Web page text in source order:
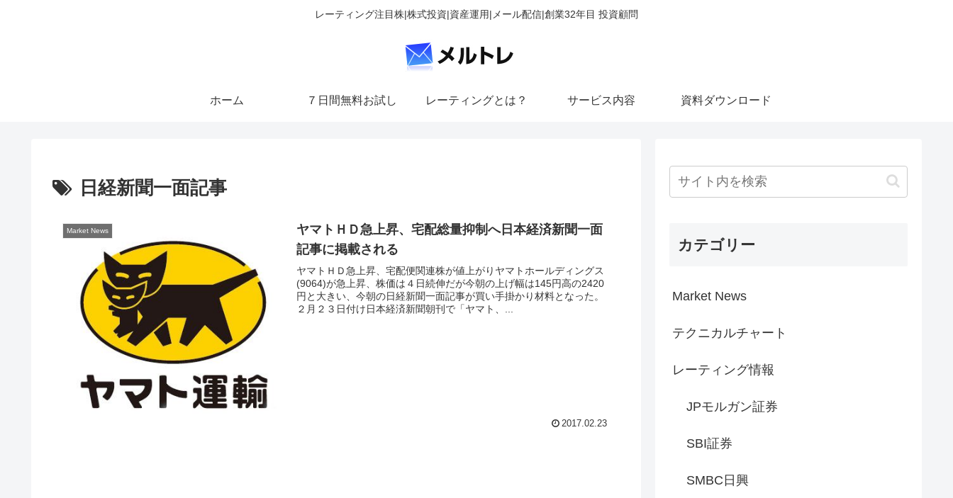
レーティング注目株|株式投資|資産運用|メール配信|創業32年目 投資顧問
ホーム ７日間無料お試し レーティングとは？ サービス内容 資料ダウンロード
日経新聞一面記事
Market News
ヤマトＨＤ急上昇、宅配総量抑制へ日本経済新聞一面
記事に掲載される
ヤマトＨＤ急上昇、宅配便関連株が値上がりヤマトホールディングス
(9064)が急上昇、株価は４日続伸だが今朝の上げ幅は145円高の2420
円と大きい、今朝の日経新聞一面記事が買い手掛かり材料となった。
２月２３日付け日本経済新聞朝刊で「ヤマト、...
2017.02.23
カテゴリー
Market News
テクニカルチャート
レーティング情報
JPモルガン証券
SBI証券
SMBC日興